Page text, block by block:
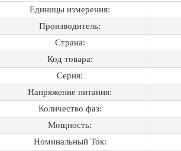
Единицы измерения:
Производитель:
Страна:
Код товара:
Серия:
Напряжение питания:
Количество фаз:
Мощность:
Номинальный Ток: